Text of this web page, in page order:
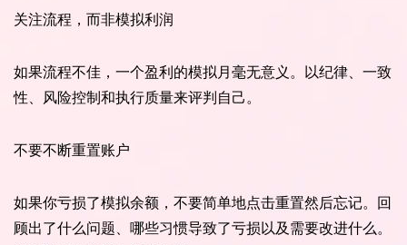
关注流程，而非模拟利润
如果流程不佳，一个盈利的模拟月毫无意义。以纪律、一致
性、风险控制和执行质量来评判自己。
不要不断重置账户
如果你亏损了模拟余额，不要简单地点击重置然后忘记。回
顾出了什么问题、哪些习惯导致了亏损以及需要改进什么。